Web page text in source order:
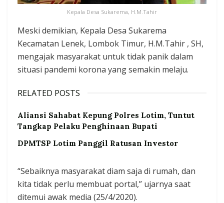
Kepala Desa Sukarema, H.M.Tahir
Meski demikian, Kepala Desa Sukarema
Kecamatan Lenek, Lombok Timur, H.M.Tahir , SH,
mengajak masyarakat untuk tidak panik dalam
situasi pandemi korona yang semakin melaju.
RELATED POSTS
Aliansi Sahabat Kepung Polres Lotim, Tuntut
Tangkap Pelaku Penghinaan Bupati
DPMTSP Lotim Panggil Ratusan Investor
“Sebaiknya masyarakat diam saja di rumah, dan
kita tidak perlu membuat portal,” ujarnya saat
ditemui awak media (25/4/2020).